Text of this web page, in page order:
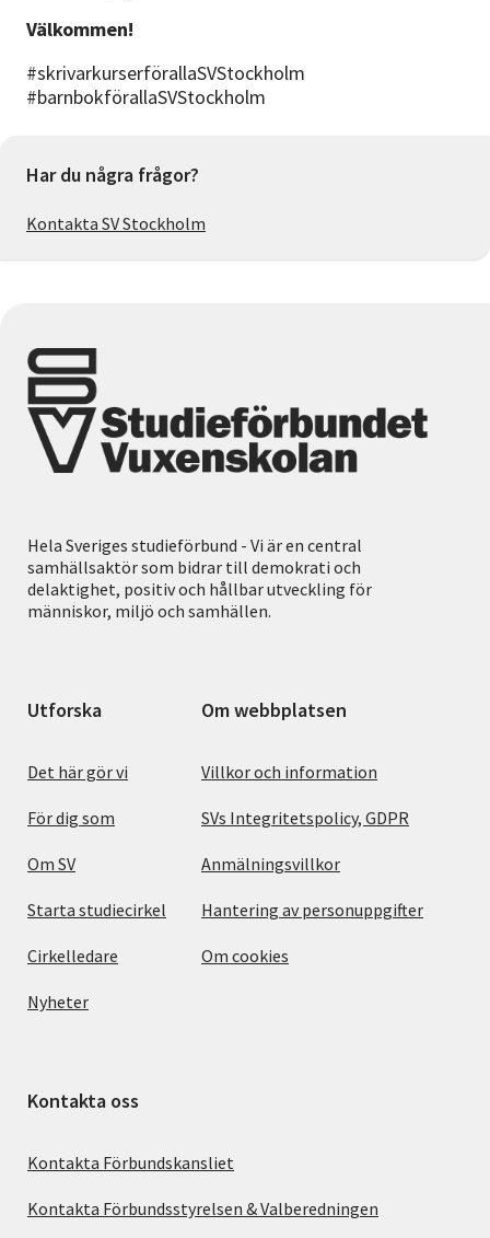
Välkommen!
#skrivarkurserförallaSVStockholm
#barnbokförallaSVStockholm
Har du några frågor?
Kontakta SV Stockholm
Hela Sveriges studieförbund - Vi är en central
samhällsaktör som bidrar till demokrati och
delaktighet, positiv och hållbar utveckling för
människor, miljö och samhällen.
Utforska
Det här gör vi
För dig som
Om SV
Starta studiecirkel
Cirkelledare
Nyheter
Om webbplatsen
Villkor och information
SVs Integritetspolicy, GDPR
Anmälningsvillkor
Hantering av personuppgifter
Om cookies
Kontakta oss
Kontakta Förbundskansliet
Kontakta Förbundsstyrelsen & Valberedningen